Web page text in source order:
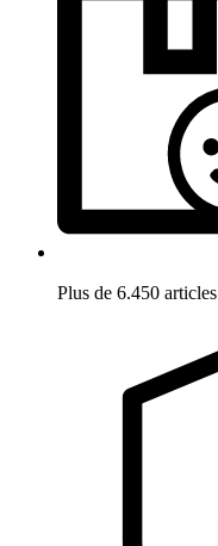
Plus de 6.450 articles